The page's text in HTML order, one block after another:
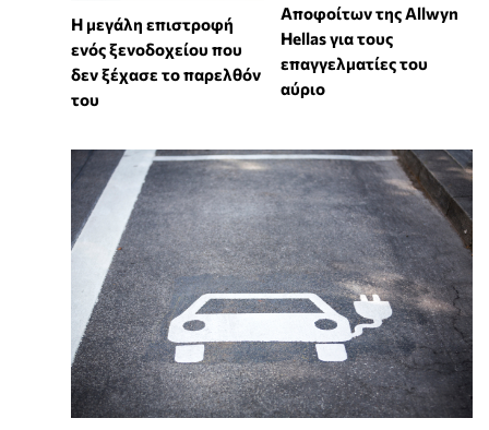
Η μεγάλη επιστροφή
ενός ξενοδοχείου που
δεν ξέχασε το παρελθόν
του
Αποφοίτων της Allwyn
Hellas για τους
επαγγελματίες του
αύριο